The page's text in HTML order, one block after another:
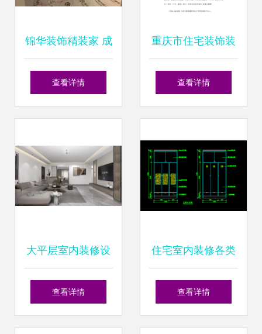
锦华装饰精装家 成
品保护，为您的住
航
查看详情
重庆市住宅装饰装
修工程质量验收标
查看详情
大平层室内装修设
计 打造现代雅致的
查看详情
住宅室内装修各类
CAD立面大样图详
查看详情